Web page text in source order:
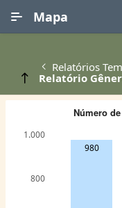
Mapa
Relatórios
Relatório
980
Número
800
1.000